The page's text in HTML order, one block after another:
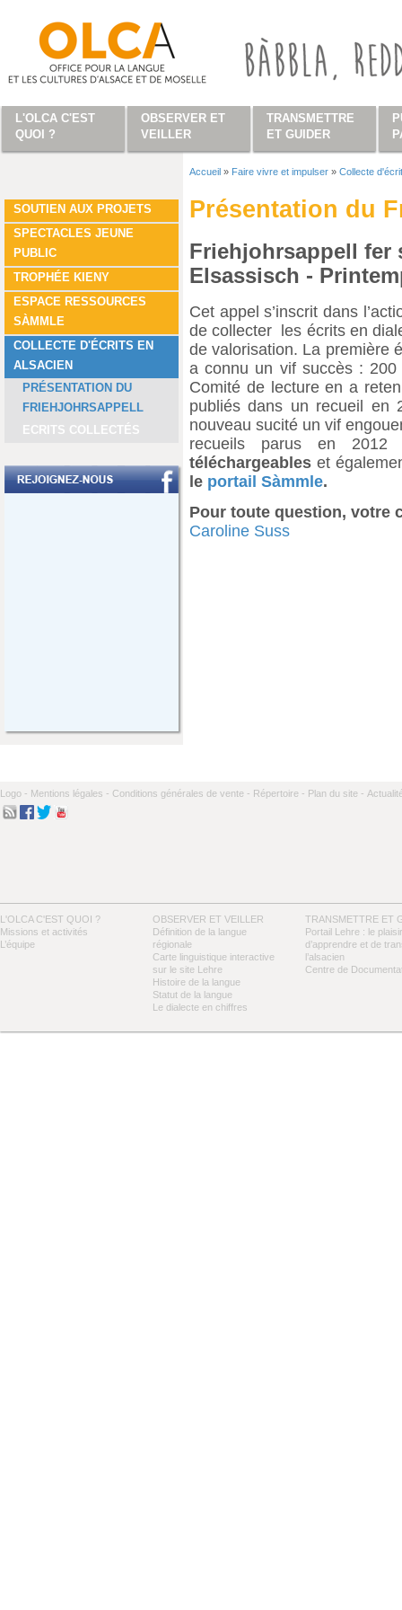
SOUTIEN AUX PROJETS
SPECTACLES JEUNE
PUBLIC
TROPHÉE KIENY
ESPACE RESSOURCES
SÀMMLE
COLLECTE D'ÉCRITS EN
ALSACIEN
PRÉSENTATION DU
FRIEHJOHRSAPPELL
ECRITS COLLECTÉS
Accueil » Faire vivre et impulser » Collecte
Présentation du
Friehjohrsappell fer
Elsassisch -
Cet appel s’inscrit dans
de collecter les écrits en
de valorisation. La première
a connu un vif succès : 200
Comité de lecture en a
publiés dans un recueil en
nouveau sucité un vif
recueils parus en
téléchargeables et
le portail Sàmmle.
Pour toute question, votre
Caroline Suss
Logo - Mentions légales - Conditions générales de vente - Répertoire - Plan du site -
L'OLCA C'EST QUOI ?
Missions et activités
L’équipe
OBSERVER ET VEILLER
Définition de la langue
régionale
Carte linguistique interactive
sur le site Lehre
Histoire de la langue
Statut de la langue
Le dialecte en chiffres
TRANSMETTRE ET
Portail Lehre : le plaisir
d’apprendre et de
l’alsacien
Centre de
L'OLCA C'EST
QUOI ?
OBSERVER ET
VEILLER
TRANSMETTRE
ET GUIDER